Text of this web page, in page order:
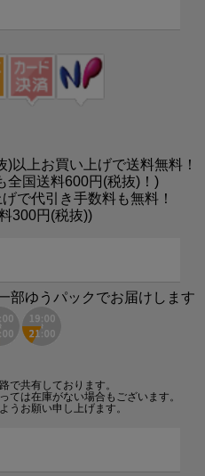
以上お買い上げで送料無料！
全国送料600円(税抜)！)
で代引き手数料も無料！
300円(税抜))
部ゆうパックでお届けします
で共有しております。
ては在庫がない場合もございます。
うお願い申し上げます。